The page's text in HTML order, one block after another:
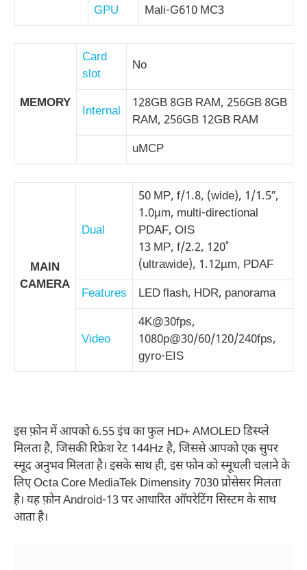
GPU
Mali-G610 MC3
MEMORY
Card
slot
No
Internal
128GB 8GB RAM, 256GB 8GB
RAM, 256GB 12GB RAM
uMCP
MAIN
CAMERA
Dual
50 MP, f/1.8, (wide), 1/1.5″,
1.0µm, multi-directional
PDAF, OIS
13 MP, f/2.2, 120˚
(ultrawide), 1.12µm, PDAF
Features
LED flash, HDR, panorama
Video
4K@30fps,
1080p@30/60/120/240fps,
gyro-EIS
इस फ़ोन में आपको 6.55 इंच का फुल HD+ AMOLED डिस्प्ले
मिलता है, जिसकी रिफ्रेश रेट 144Hz है, जिससे आपको एक सुपर
स्मूद अनुभव मिलता है। इसके साथ ही, इस फोन को स्मूथली चलाने के
लिए Octa Core MediaTek Dimensity 7030 प्रोसेसर मिलता
है। यह फ़ोन Android-13 पर आधारित ऑपरेटिंग सिस्टम के साथ
आता है।